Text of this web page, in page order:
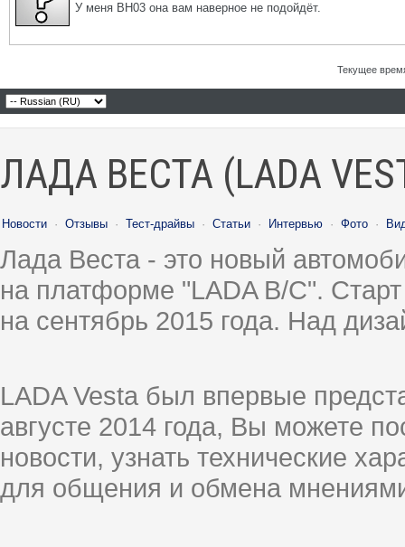
У меня ВН03 она вам наверное не подойдёт.
Текущее
ЛАДА ВЕСТА (LADA
Новости · Отзывы · Тест-драйвы · Статьи · Интервью · Фото ·
Лада Веста - это новый
на платформе "LADA B/C".
на сентябрь 2015 года. Над
LADA Vesta был впервые
августе 2014 года, Вы можете
новости, узнать технические
для общения и обмена